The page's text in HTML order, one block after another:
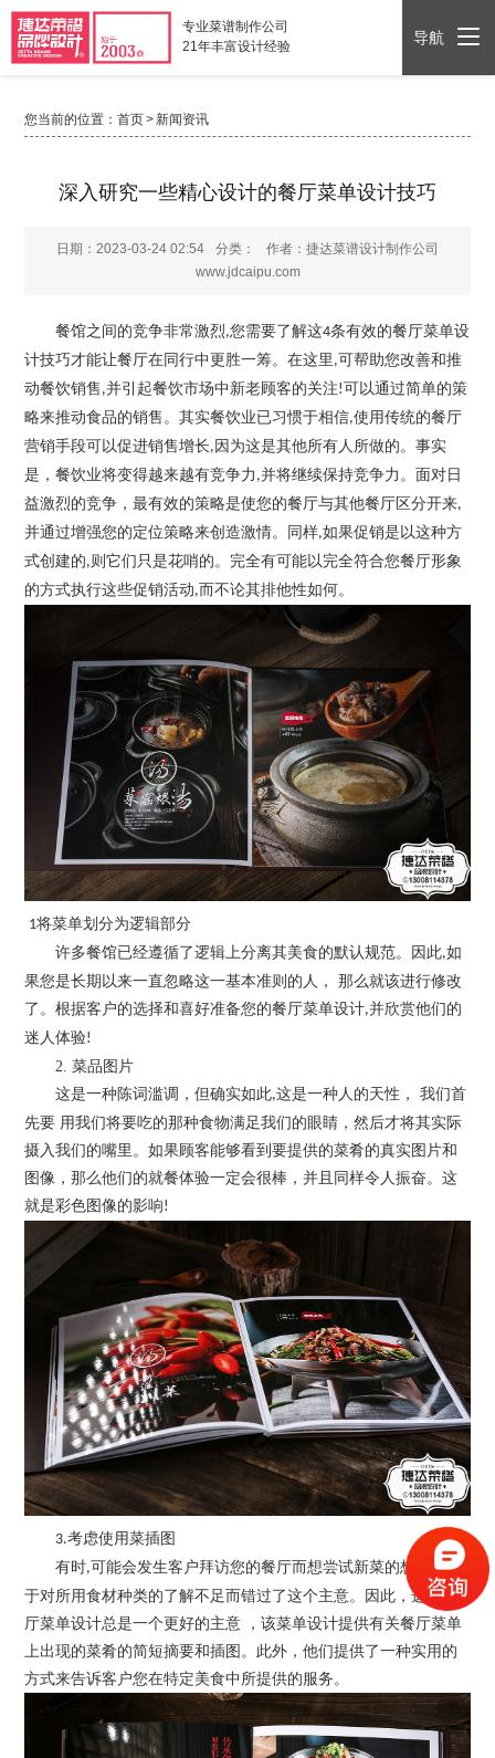
专业菜谱制作公司
21年丰富设计经验
导航
您当前的位置：首页>新闻资讯
深入研究一些精心设计的餐厅菜单设计技巧
日期：2023-03-24 02:54 分类：
作者：捷达菜谱设计制作公司
www.jdcaipu.com
餐馆之间的竞争非常激烈,您需要了解这4条有效的餐厅菜单设
计技巧才能让餐厅在同行中更胜一筹。在这里 ,可帮助您改善和推
动餐饮销售,并引起餐饮市场中新老顾客的关注!可以通过简单的策
略来推动食品的销售。其实餐饮业已习惯于相信,使用传统的餐厅
营销手段可以促进销售增长, 因为这是其他所有人所做的。事实
是，餐饮业将变得越来越有竞争力 ,并将继续保持竞争力。面对日
益激烈的竞争，最有效的策略是使您的餐厅与其他餐厅区分开来,
并通过增强您的定位策略来创造激情。同样,如果促销是以这种方
式创建的,则它们只是花哨的。完全有可能以完全符合您餐厅形象
的方式执行这些促销活动,而不论其排他性如何。
1将菜单划分为逻辑部分
许多餐馆已经遵循了逻辑上分离其美食的默认规范。因此,如
果您是长期以来一直忽略这一基本准则的人， 那么就该进行修改
了。根据客户的选择和喜好准备您的餐厅菜单设计,并欣赏他们的
迷人体验!
2.菜品图片
这是一种陈词滥调，但确实如此,这是一种人的天性， 我们首
先要 用我们将要吃的那种食物满足我们的眼睛，然后才将其实际
摄入我们的嘴里。如果顾客能够看到要提供的菜肴的真实图片和
图像，那么他们的就餐体验一定会很棒，并且同样令人振奋。这
就是彩色图像的影响!
3.考虑使用菜插图
有时,可能会发生客户拜访您的餐厅而想尝试新菜的想法 ,但由
于对所用食材种类的了解不足而错过了这个主意。因此，选择餐
厅菜单设计总是一个更好的主意 ，该菜单设计提供有关餐厅菜单
上出现的菜肴的简短摘要和插图。此外，他们提供了一种实用的
方式来告诉客户您在特定美食中所提供的服务。